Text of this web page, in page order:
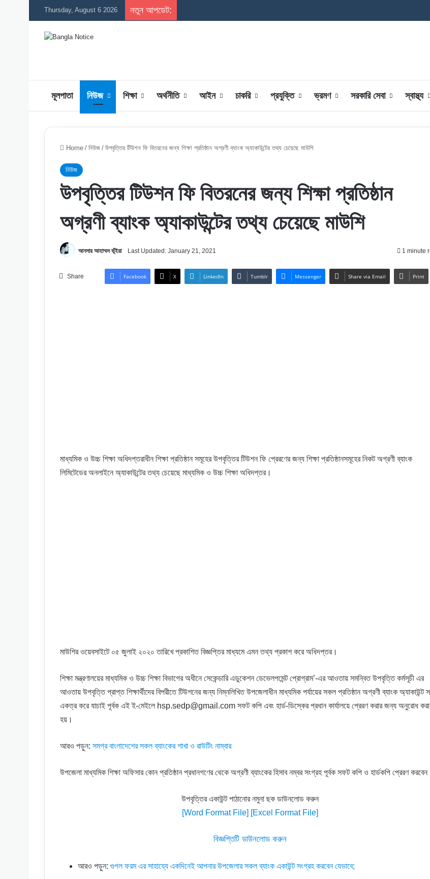
Thursday, August 6 2026 নতুন আপডেট:
মূলপাতা নিউজ শিক্ষা অর্থনীতি আইন চাকরি প্রযুক্তি ভ্রমণ সরকারি সেবা স্বাস্থ্য
Home / নিউজ / উপবৃত্তির টিউশন ফি বিতরনের জন্য শিক্ষা প্রতিষ্ঠান অগ্রণী ব্যাংক অ্যাকাউন্টের তথ্য চেয়েছে মাউশি
নিউজ
উপবৃত্তির টিউশন ফি বিতরনের জন্য শিক্ষা প্রতিষ্ঠান
অগ্রণী ব্যাংক অ্যাকাউন্টের তথ্য চেয়েছে মাউশি
আনসার আহাম্মদ ভূঁইয়া Last Updated: January 21, 2021 1 minute
Share Facebook X LinkedIn Tumblr Messenger Share via Email Print
মাধ্যমিক ও উচ্চ শিক্ষা অধিদপ্তরাধীন শিক্ষা প্রতিষ্ঠান সমূহের উপবৃত্তির টিউশন ফি প্রেরণের জন্য শিক্ষা প্রতিষ্ঠানসমূহের নিকট অগ্রণী ব্যাংক
লিমিটেডের অনলাইনে অ্যাকাউন্টের তথ্য চেয়েছে মাধ্যমিক ও উচ্চ শিক্ষা অধিদপ্তর।
মাউশির ওয়েবসাইটে ০৫ জুলাই ২০২০ তারিখে প্রকাশিত বিজ্ঞপ্তির মাধ্যমে এমন তথ্য প্রকাশ করে অধিদপ্তর।
শিক্ষা মন্ত্রণালয়ের মাধ্যমিক ও উচ্চ শিক্ষা বিভাগের অধীনে সেকেন্ডারি এডুকেশন ডেভেলপমেন্ট প্রোগ্রাম’-এর আওতায় সমন্বিত উপবৃত্তি কর্মসূচী এর
আওতায় উপবৃত্তি প্রাপ্ত শিক্ষার্থীদের বিপরীতে টিউশনের জন্য নিম্নলিখিত উপজেলাধীন মাধ্যমিক পর্যায়ের সকল প্রতিষ্ঠান অগ্রণী ব্যাংক অ্যাকাউন্ট
একত্র করে যাচাই পূর্বক এই ই-মেইলে hsp.sedp@gmail.com সফট কপি এবং হার্ড-ডিস্কের প্রধান কার্যালয়ে প্রেরণ করার জন্য অনুরোধ করা
হয়।
আরও পড়ুন: সমগ্র বাংলাদেশের সকল ব্যাংকের শাখা ও রাউটিং নাম্বার
উপজেলা মাধ্যমিক শিক্ষা অফিসার কোন প্রতিষ্ঠান প্রধানগণের থেকে অগ্রণী ব্যাংকের হিসাব নম্বর সংগ্রহ পূর্বক সফট কপি ও হার্ডকপি প্রেরণ
উপবৃত্তির একাউন্ট পাঠানোর নমুনা ছক ডাউনলোড করুন
[Word Format File] [Excel Format File]
বিজ্ঞপ্তিটি ডাউনলোড করুন
আরও পড়ুন: গুগল ফরম এর সাহায্যে একদিনেই আপনার উপজেলার সকল ব্যাংক একাউন্ট সংগ্রহ করবেন যেভাবে;